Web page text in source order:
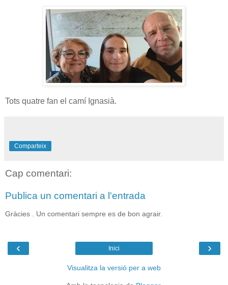
Tots quatre fan el camí Ignasià.
Comparteix
Cap comentari:
Publica un comentari a l'entrada
Gràcies . Un comentari sempre es de bon agrair.
‹ ›
Inici
Visualitza la versió per a web